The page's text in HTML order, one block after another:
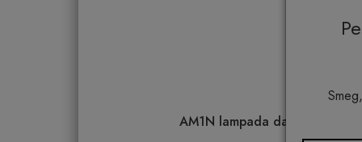
AM1N lampada da tavolo